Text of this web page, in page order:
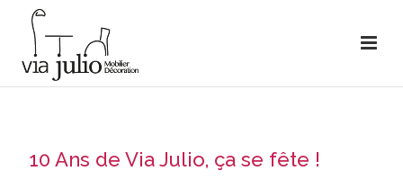
10 Ans de Via Julio, ça se fête !